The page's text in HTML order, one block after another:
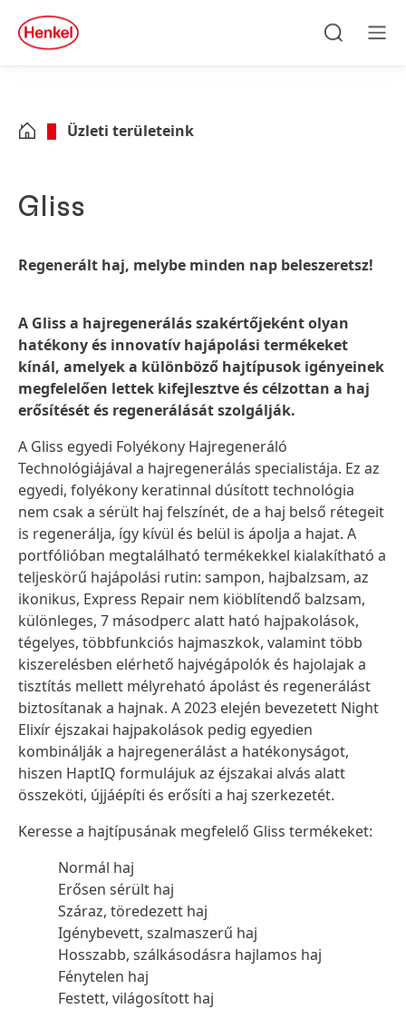
Skip to footer
quick
search
Üzleti területeink
Gliss
Regenerált haj, melybe minden nap beleszeretsz!
A Gliss a hajregenerálás szakértőjeként olyan
hatékony és innovatív hajápolási termékeket
kínál, amelyek a különböző hajtípusok igényeinek
megfelelően lettek kifejlesztve és célzottan a haj
erősítését és regenerálását szolgálják.
A Gliss egyedi Folyékony Hajregeneráló
Technológiájával a hajregenerálás specialistája. Ez az
egyedi, folyékony keratinnal dúsított technológia
nem csak a sérült haj felszínét, de a haj belső rétegeit
is regenerálja, így kívül és belül is ápolja a hajat. A
portfólióban megtalálható termékekkel kialakítható a
teljeskörű hajápolási rutin: sampon, hajbalzsam, az
ikonikus, Express Repair nem kiöblítendő balzsam,
különleges, 7 másodperc alatt ható hajpakolások,
tégelyes, többfunkciós hajmaszkok, valamint több
kiszerelésben elérhető hajvégápolók és hajolajak a
tisztítás mellett mélyreható ápolást és regenerálást
biztosítanak a hajnak. A 2023 elején bevezetett Night
Elixír éjszakai hajpakolások pedig egyedien
kombinálják a hajregenerálást a hatékonyságot,
hiszen HaptIQ formulájuk az éjszakai alvás alatt
összeköti, újjáépíti és erősíti a haj szerkezetét.
Keresse a hajtípusának megfelelő Gliss termékeket:
Normál haj
Erősen sérült haj
Száraz, töredezett haj
Igénybevett, szalmaszerű haj
Hosszabb, szálkásodásra hajlamos haj
Fénytelen haj
Festett, világosított haj